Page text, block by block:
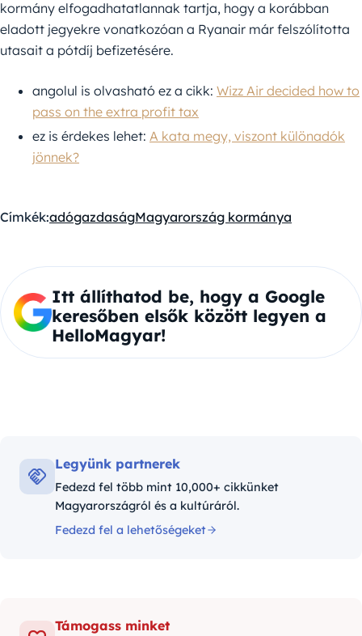
kormány elfogadhatatlannak tartja, hogy a korábban
eladott jegyekre vonatkozóan a Ryanair már felszólította
utasait a pótdíj befizetésére.
angolul is olvasható ez a cikk: Wizz Air decided how to
pass on the extra profit tax
ez is érdekes lehet: A kata megy, viszont különadók
jönnek?
Címkék:adógazdaságMagyarország kormánya
Itt állíthatod be, hogy a Google
keresőben elsők között legyen a
HelloMagyar!
Legyünk partnerek
Fedezd fel több mint 10,000+ cikkünket
Magyarországról és a kultúráról.
Fedezd fel a lehetőségeket
Támogass minket